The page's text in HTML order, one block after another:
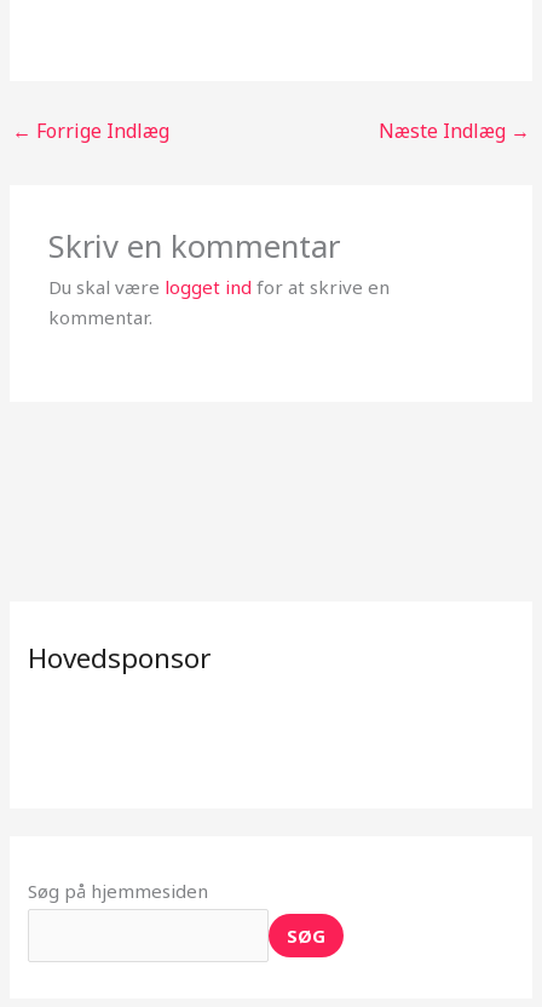
← Forrige Indlæg Næste Indlæg →
Skriv en kommentar
Du skal være logget ind for at skrive en
kommentar.
Hovedsponsor
Søg på hjemmesiden
SØG